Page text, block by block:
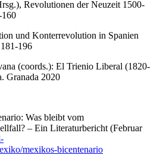
Revolutionen der Neuzeit 1500-
und Konterrevolution in Spanien
196
(coords.): El Trienio Liberal (1820-
Granada 2020
Was bleibt vom
– Ein Literaturbericht (Februar
mexikos-bicentenario